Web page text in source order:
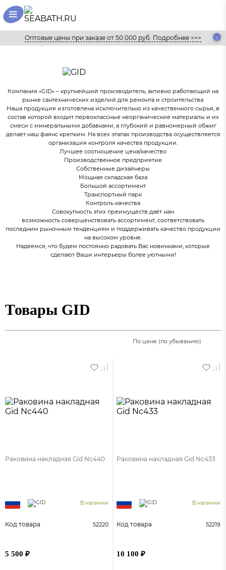
Оптовые цены при заказе от 50 000 руб. Подробнее >>>
Главная Бренды GID
Компания «GID» – крупнейший производитель, активно работающий на
рынке сантехнических изделий для ремонта и строительства.
Наша продукция изготовлена исключительно из качественного сырья, в
состав которой входит первоклассные неорганические материалы и их
смеси с минеральными добавками, а глубокий и равномерный обжиг
делает наш фаянс крепким. На всех этапах производства осуществляется
организация контроля качества продукции.
Лучшее соотношение цена/качество
Производственное предприятие
Собственные дизайнеры
Мощная складская база
Большой ассортимент
Транспортный парк
Контроль качества
Совокупность этих преимуществ даёт нам
возможность совершенствовать ассортимент, соответствовать
последним рыночным тенденциям и поддерживать качество продукции
на высоком уровне.
Надеемся, что будем постоянно радовать Вас новинками, которые
сделают Ваши интерьеры более уютными!
Товары GID
Раковина накладная Gid Nc440
В наличии
Код товара 52220
5 500 ₽
Раковина накладная Gid Nc433
В наличии
Код товара 52219
10 100 ₽